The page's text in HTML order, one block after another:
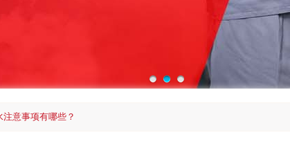
意事项有哪些？